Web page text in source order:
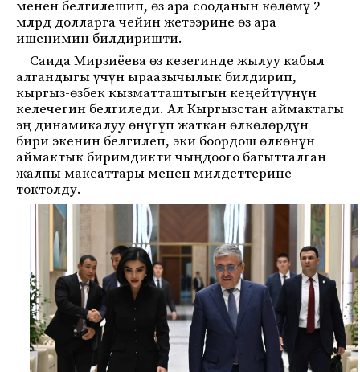
менен белгилешип, өз ара сооданын көлөмү 2
млрд долларга чейин жетээрине өз ара
ишенимин билдиришти.
Саида Мирзиёева өз кезегинде жылуу кабыл
алгандыгы үчүн ыраазычылык билдирип,
кыргыз-өзбек кызматташтыгын кеңейтүүнүн
келечегин белгиледи. Ал Кыргызстан аймактагы
эң динамикалуу өнүгүп жаткан өлкөлөрдүн
бири экенин белгилеп, эки боордош өлкөнүн
аймактык биримдикти чыңдоого багытталган
жалпы максаттары менен милдеттерине
токтолду.